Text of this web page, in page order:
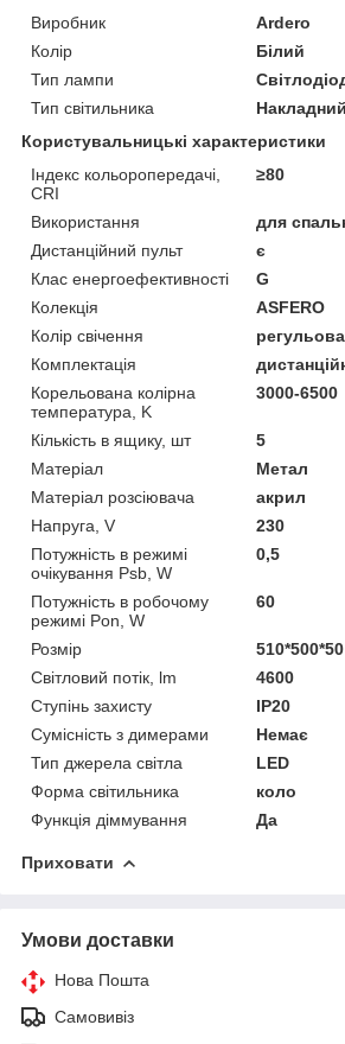
Виробник
Ardero
Колір
Білий
Тип лампи
Тип світильника
Накладний
Користувальницькі характеристики
Індекс кольоропередачі,
CRI
≥80
Використання
для
Дистанційний пульт
є
Клас енергоефективності
G
Колекція
ASFERO
Колір свічення
Комплектація
Корельована колірна
температура, K
3000-6500
Кількість в ящику, шт
5
Матеріал
Метал
Матеріал розсіювача
акрил
Напруга, V
230
Потужність в режимі
очікування Psb, W
0,5
Потужність в робочому
режимі Pon, W
60
Розмір
Світловий потік, lm
4600
Ступінь захисту
IP20
Сумісність з димерами
Немає
Тип джерела світла
LED
Форма світильника
коло
Функція діммування
Да
Приховати
Умови доставки
Нова Пошта
Самовивіз